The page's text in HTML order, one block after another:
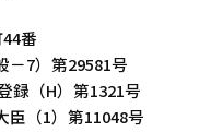
番
7）第29581号
（H）第1321号
（1）第11048号